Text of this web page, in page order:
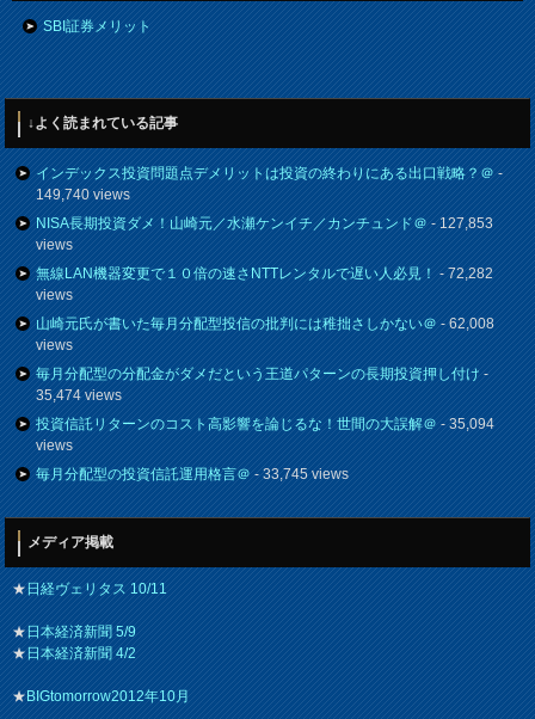
SBI証券メリット
↓よく読まれている記事
インデックス投資問題点デメリットは投資の終わりにある出口戦略？＠-
149,740 views
NISA長期投資ダメ！山崎元／水瀬ケンイチ／カンチュンド＠- 127,853
views
無線LAN機器変更で１０倍の速さNTTレンタルで遅い人必見！- 72,282
views
山崎元氏が書いた毎月分配型投信の批判には稚拙さしかない＠- 62,008
views
毎月分配型の分配金がダメだという王道パターンの長期投資押し付け-
35,474 views
投資信託リターンのコスト高影響を論じるな！世間の大誤解＠- 35,094
views
毎月分配型の投資信託運用格言＠- 33,745 views
メディア掲載
★日経ヴェリタス 10/11
★日本経済新聞 5/9
★日本経済新聞 4/2
★BIGtomorrow2012年10月